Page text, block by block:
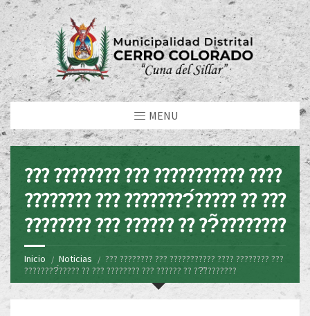
MENU
??? ???????? ??? ??????????? ????
???????? ??? ????????́????? ?? ???
???????? ??? ?????? ?? ??̃????????
Inicio Noticias
??? ???????? ??? ??????????? ???? ???????? ???
????????́????? ?? ??? ???????? ??? ?????? ?? ??̃????????